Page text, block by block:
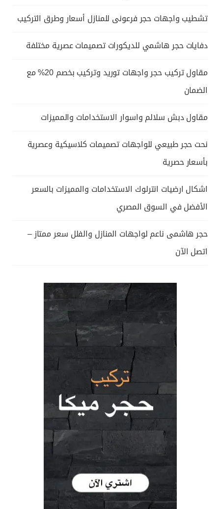
تشطيب واجهات حجر فرعونى للمنازل أسعار وطرق التركيب
دفايات حجر هاشمي للديكورات تصميمات عصرية مختلفة
مقاول تركيب حجر واجهات توريد وتركيب بخصم 20% مع
الضمان
مقاول دبش سلالم واسوار الاستخدامات والمميزات
نحت حجر طبيعي للواجهات تصميمات كلاسيكية وعصرية
بأسعار حصرية
اشكال ارضيات انترلوك الاستخدامات والمميزات بالسعر
الأفضل في السوق المصري
حجر هاشمى ناعم لواجهات المنازل والفلل سعر ممتاز –
اتصل الآن